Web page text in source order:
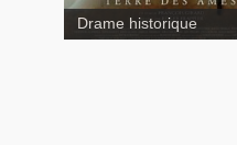
Drame historique